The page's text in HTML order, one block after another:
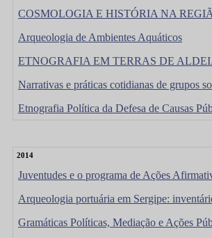
COSMOLOGIA E HISTÓRIA NA
Arqueologia de Ambientes Aquáticos
ETNOGRAFIA EM TERRAS DE
Narrativas e práticas cotidianas de grupos
Etnografia Política da Defesa de Causas
2014
Juventudes e o programa de Ações
Arqueologia portuária em Sergipe:
Gramáticas Políticas, Mediação e Ações